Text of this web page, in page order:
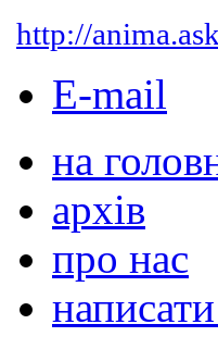
http://
E-mail
на
архів
про нас